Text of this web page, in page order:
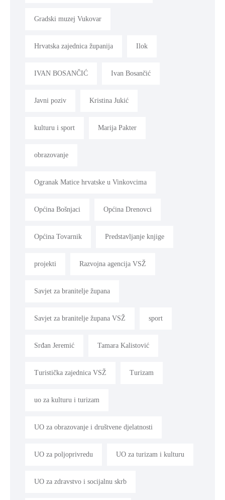
Gradski muzej Vukovar
Hrvatska zajednica županija Ilok
IVAN BOSANČIĆ Ivan Bosančić
Javni poziv Kristina Jukić
kulturu i sport Marija Pakter
obrazovanje
Ogranak Matice hrvatske u Vinkovcima
Općina Bošnjaci Općina Drenovci
Općina Tovarnik Predstavljanje knjige
projekti Razvojna agencija VSŽ
Savjet za branitelje župana
Savjet za branitelje župana VSŽ sport
Srđan Jeremić Tamara Kalistović
Turistička zajednica VSŽ Turizam
uo za kulturu i turizam
UO za obrazovanje i društvene djelatnosti
UO za poljoprivredu UO za turizam i kulturu
UO za zdravstvo i socijalnu skrb